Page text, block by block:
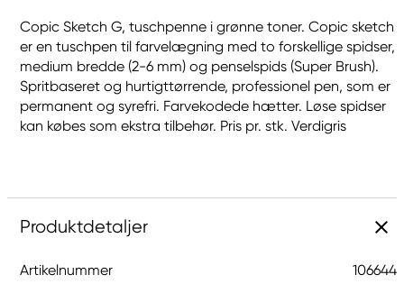
Copic Sketch G, tuschpenne i grønne toner. Copic sketch
er en tuschpen til farvelægning med to forskellige spidser,
medium bredde (2-6 mm) og penselspids (Super Brush).
Spritbaseret og hurtigttørrende, professionel pen, som er
permanent og syrefri. Farvekodede hætter. Løse spidser
kan købes som ekstra tilbehør. Pris pr. stk. Verdigris
Produktdetaljer
Artikelnummer
106644